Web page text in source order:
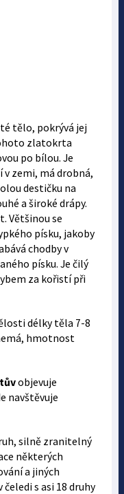
tělo, pokrývá jej
zlatokrta
po bílou. Je
zemi, má drobná,
destičku na
a široké drápy.
Většinou se
písku, jakoby
chodby v
písku. Je čilý
za kořistí při
délky těla 7-8
hmotnost
objevuje
navštěvuje
silně zranitelný
některých
a jiných
s asi 18 druhy